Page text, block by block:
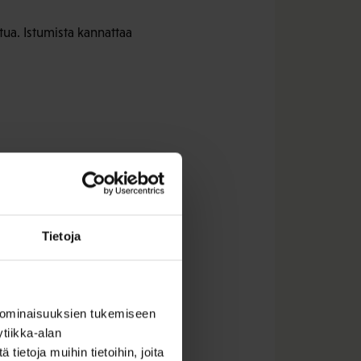
Tietoja
tukemiseen
alan
tietoja muihin tietoihin, joita
Istumista kannattaa
lihaskorsetti pitää
liikunta on selän